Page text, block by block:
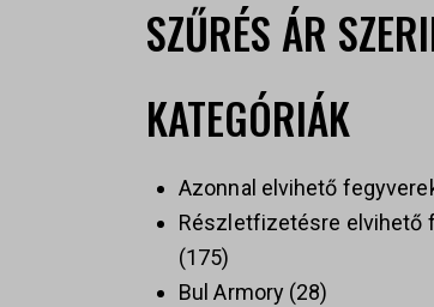
SZŰRÉS ÁR
KATEGÓRIÁK
Azonnal elvihető
Részletfizetésre elvihető
175
Bul Armory 28